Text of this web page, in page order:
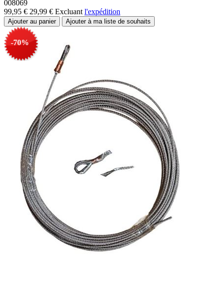
008069
99,95 € 29,99 € Excluant l'expédition
-70%